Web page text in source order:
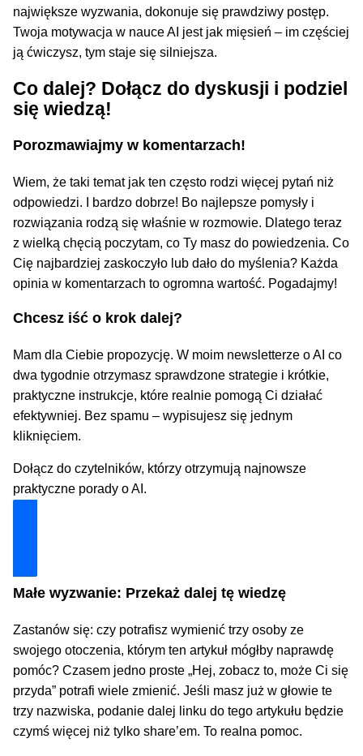
największe wyzwania, dokonuje się prawdziwy postęp.
Twoja motywacja w nauce AI jest jak mięsień – im częściej
ją ćwiczysz, tym staje się silniejsza.
Co dalej? Dołącz do dyskusji i podziel
się wiedzą!
Porozmawiajmy w komentarzach!
Wiem, że taki temat jak ten często rodzi więcej pytań niż
odpowiedzi. I bardzo dobrze! Bo najlepsze pomysły i
rozwiązania rodzą się właśnie w rozmowie. Dlatego teraz
z wielką chęcią poczytam, co Ty masz do powiedzenia. Co
Cię najbardziej zaskoczyło lub dało do myślenia? Każda
opinia w komentarzach to ogromna wartość. Pogadajmy!
Chcesz iść o krok dalej?
Mam dla Ciebie propozycję. W moim newsletterze o AI co
dwa tygodnie otrzymasz sprawdzone strategie i krótkie,
praktyczne instrukcje, które realnie pomogą Ci działać
efektywniej. Bez spamu – wypisujesz się jednym
kliknięciem.
Dołącz do czytelników, którzy otrzymują najnowsze
praktyczne porady o AI.
Małe wyzwanie: Przekaż dalej tę wiedzę
Zastanów się: czy potrafisz wymienić trzy osoby ze
swojego otoczenia, którym ten artykuł mógłby naprawdę
pomóc? Czasem jedno proste „Hej, zobacz to, może Ci się
przyda” potrafi wiele zmienić. Jeśli masz już w głowie te
trzy nazwiska, podanie dalej linku do tego artykułu będzie
czymś więcej niż tylko share’em. To realna pomoc.